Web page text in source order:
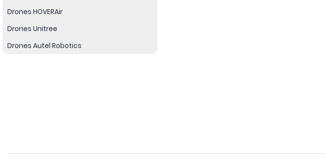
Drones HOVERAir
Drones Unitree
Drones Autel Robotics